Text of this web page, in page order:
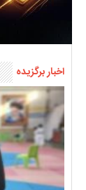
اخبار برگزیده